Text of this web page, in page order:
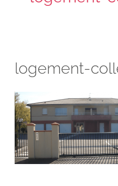
logement-